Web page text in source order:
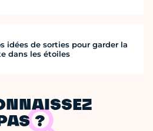
idées de sorties pour garder la
dans les étoiles
?